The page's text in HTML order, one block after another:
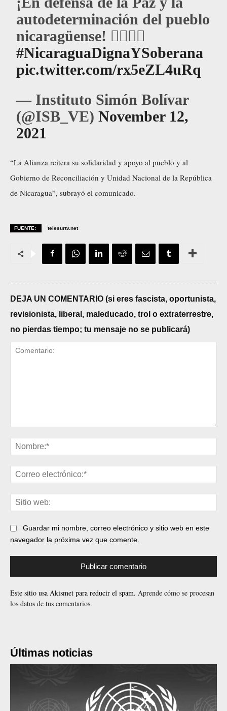
autodeterminación del pueblo
nicaragüense! ✊🏽🇳🇮
#NicaraguaDignaYSoberana
pic.twitter.com/rx5eZL4uRq
— Instituto Simón Bolívar
(@ISB_VE)November 12,
2021
“La Alianza reitera su solidaridad y apoyo al pueblo y al
Gobierno de Reconciliación y Unidad Nacional de la República
de Nicaragua”, subrayó el comunicado.
FUENTE: telesurtv.net
DEJA UN COMENTARIO (si eres fascista, oportunista,
revisionista, liberal, maleducado, trol o extraterrestre,
no pierdas tiempo; tu mensaje no se publicará)
Guardar mi nombre, correo electrónico y sitio web en este
navegador la próxima vez que comente.
Este sitio usa Akismet para reducir el spam. Aprende cómo se procesan
los datos de tus comentarios.
Últimas noticias